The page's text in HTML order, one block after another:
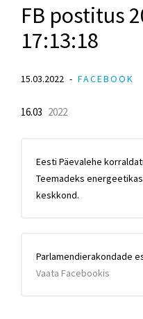
FB postitus
17:13:18
15.03.2022 FACEBOOK
16.03 2022
Eesti Päevalehe
Teemadeks
keskkond.
Parlamendierakondade
Vaata Facebookis